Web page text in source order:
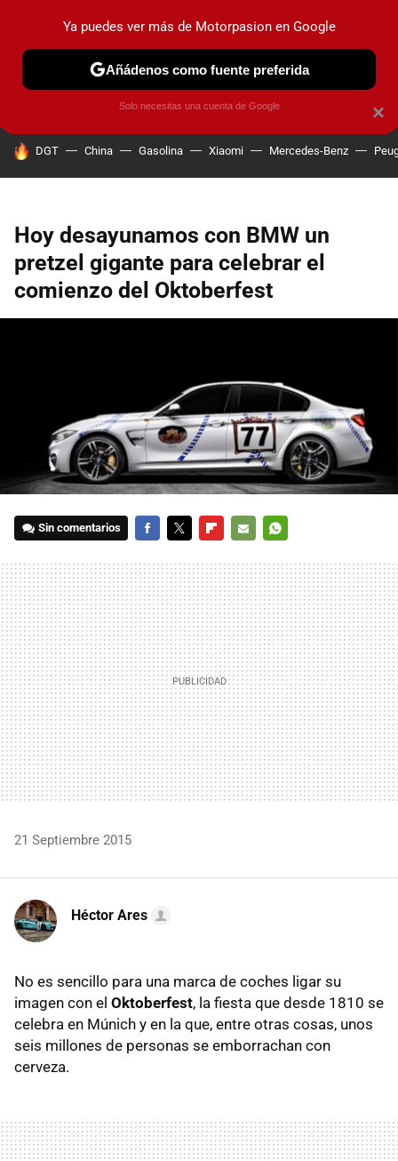
PRUEBAS COCHES ELÉCTRICOS OBSERVATORIO
HOY SE HABLA DE
DGT China Gasolina Xiaomi Mercedes-Benz
Hoy desayunamos con BMW un
pretzel gigante para celebrar el
comienzo del Oktoberfest
Sin comentarios
MAIL
21 Septiembre 2015
Héctor Ares
No es sencillo para una marca de coches ligar su
imagen con el Oktoberfest, la fiesta que desde 1810 se
celebra en Múnich y en la que, entre otras cosas, unos
seis millones de personas se emborrachan con
cerveza.
×
Ya puedes ver más de Motorpasion en Google
Añádenos como fuente preferida
Solo necesitas una cuenta de Google